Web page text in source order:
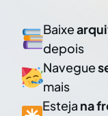
Baixe
depois
Navegue
mais
Esteja na